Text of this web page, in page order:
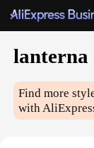
lanterna
Find more
with